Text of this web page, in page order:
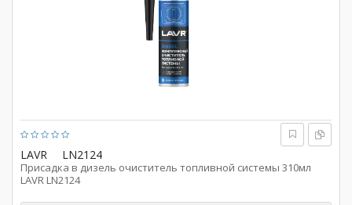
LAVR LN2124
Присадка в дизель очиститель топливной системы 310мл
LAVR LN2124